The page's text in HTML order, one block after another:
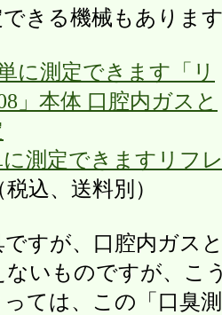
きる機械もありま
測定できますリフ
込、送料別）
すが、口腔内ガス
ないものですが、こ
ては、この「口臭